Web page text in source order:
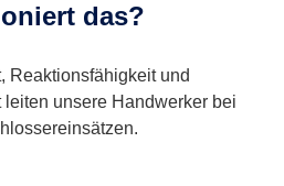
das?
Reaktionsfähigkeit und
unsere Handwerker bei